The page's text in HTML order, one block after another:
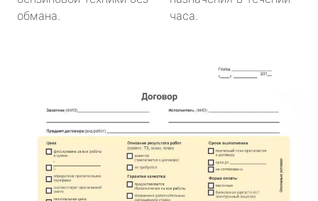
обмана.
часа.